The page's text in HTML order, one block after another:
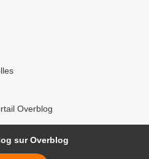
Overblog
sur Overblog